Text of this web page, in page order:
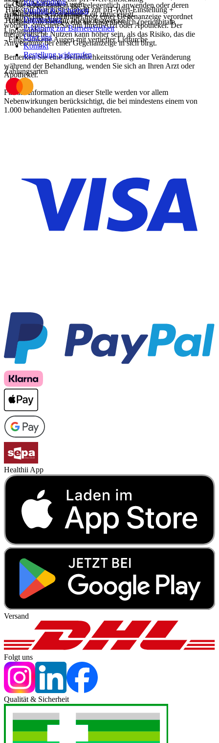
Ist Ihnen das Arzneimittel trotz einer Gegenanzeige verordnet
worden, sprechen Sie mit Ihrem Arzt oder Apotheker. Der
therapeutische Nutzen kann höher sein, als das Risiko, das die
Anwendung bei einer Gegenanzeige in sich birgt.
- Offen bleibende Augen
- Rückzug des Augenlids
- Verlust von Fettgewebe im Augenbereich (periorbitale
Lipoatrophie)
- Eingesunkene Augen mit vertiefter Lidfurche
Bemerken Sie eine Befindlichkeitsstörung oder Veränderung
während der Behandlung, wenden Sie sich an Ihren Arzt oder
Apotheker.
Für die Information an dieser Stelle werden vor allem
Nebenwirkungen berücksichtigt, die bei mindestens einem von
1.000 behandelten Patienten auftreten.
die Sie selbst kaufen, nur gelegentlich anwenden oder deren
Anwendung schon einige Zeit zurückliegt.
Hilfsstoff Natriumhydroxid zur pH-Wert-Einstellung +
Hilfsstoff Wasser für Injektionszwecke
+
Rücksendung
Qualität & Sicherheit
Datenschutz
Erklärung zur Barrierefreiheit
Über uns
Kontakt
Bestellung widerrufen
Zahlungsarten
Healthii App
Versand
Folgt uns
Qualität & Sicherheit